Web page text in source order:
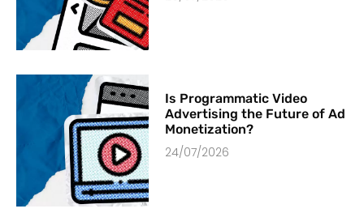
Is Programmatic Video
Advertising the Future of Ad
Monetization?
24/07/2026